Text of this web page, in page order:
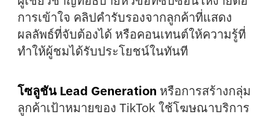
การเข้าใจ คลิปคำรับรองจากลูกค้าที่แสดง
ผลลัพธ์ที่จับต้องได้ หรือคอนเทนต์ให้ความรู้ที่
ทำให้ผู้ชมได้รับประโยชน์ในทันที
โซลูชัน Lead Generation หรือการสร้างกลุ่ม
ลูกค้าเป้าหมายของ TikTok ใช้โฆษณาบริการ